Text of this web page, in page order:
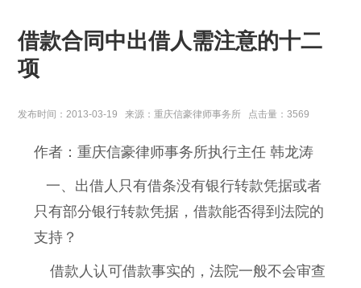
借款合同中出借人需注意的十二
项
发布时间：2013-03-19 来源：重庆信豪律师事务所 点击量：3569
作者：重庆信豪律师事务所执行主任 韩龙涛
一、出借人只有借条没有银行转款凭据或者
只有部分银行转款凭据，借款能否得到法院的
支持？
借款人认可借款事实的，法院一般不会审查